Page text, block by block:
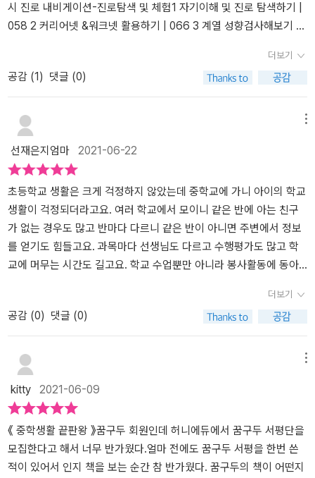
시 진로 내비게이션-진로탐색 및 체험1 자기이해 및 진로 탐색하기 |
058 2 커리어넷 &워크넷 활용하기 | 066 3 계열 성향검사해보기 활
유망 직업 둘러보기 |113 3교시 학습 코칭 -성적 향상 프로젝트1 유
형별 학습 코칭 활동지 포함 | 118 2 플래너 활용하기 활동지 포함 | 1
32 3 성적표 제대로 읽기 | 142 4 메타인지 활용 공부법 | 150 5 과
목별 학습법 | 158 -5국어 / 한문 -영어 -수학 -사회 / 역사 -과학 6
교과 사특 기록하기 | 218 3교시 쉬는 시간 쉬는 시간 알아두면 쓸모
있는 학습 정보 223 4교시 스펙업 프로젝트 -학생부 관리하기1 스마
트한 포트폴리오 | 232 2 독서 활동 | 240 3 독서로 하는 과제 탐구
활동지 포함 | 248 4 교과연계 과제 탐구 | 256 4교시 쉬는 시간 OE
CD 학습 나침반 | 265 5교시 대학입시는 고등학교 선택부터1 고등
학교 유형 살펴보기 | 268 2 고등학교 선택하기 활동지 포함 | 290
3 원서 작성 후 알차게 보내기 | 296 5교시 쉬는 시간 아는 선배 인터
뷰 | 300 6교시 입시 실전 준비하기1백 점 만점 자소서 | 308 2 면접
5 고등학교 학교생활기록부 | 328 6 진로에 따른 과목 선택하기 | 3
30 7 목표대학, 학과 탐색 | 334 6교시 쉬는 시간 중학생이 알아야
할 대입 정책 336 현재 중학생이 된 딸이 입학을 하고 몇 달을 적응
하지 못하는 모습도 보였다. 초등 생활과 중등 생활이 달라 힘들어하
였지만 지금은 잘 적응하고 있다. 사실 난 딸에게 중학 생활 끝판왕 책
을 읽게 해주고 싶어서 서평을 신청했다. 있어야 할 내용들이 전부 담
겨 있어서 중학생들에게 그리고 학부모에게 유익할 것이다. 중학 생
활 끝판왕은 중학교 생활에 대한 다양한 정보와 구체적인 사례, 현실
적인 조언을 통해 슬기로운 학교생활을 안내한다. 중학생이 되면 학
생의 소질과 적성을 키울 수 있는 다양한 체험 활동을 중심으로 교육
더보기
공감 (1 ) 댓글 (0)
선재은지엄마 2021-06-22
초등학교 생활은 크게 걱정하지 않았는데 중학교에 가니 아이의 학교
생활이 걱정되더라고요. 여러 학교에서 모이니 같은 반에 아는 친구
가 없는 경우도 많고 반마다 다르니 같은 반이 아니면 주변에서 정보
를 얻기도 힘들고요. 과목마다 선생님도 다르고 수행평가도 많고 학
교에 머무는 시간도 길고요. 학교 수업뿐만 아니라 봉사활동에 동아
만렙 매뉴얼이라는 '중학생활 끝판왕'이에요. 초등 고학년 때 읽었다
면 더 좋았겠지만 지금이라도 읽고 참고할 수 있어서 너무 좋네요.​밴
드를 통해서 이미 알고 있는 정동완 선생님과 안혜숙 선생님도 저자
로 참여하셔서 반갑네요. 밴드와 팟캐스트 통해서 다양한 정보를 얻
을 수 있었거든요. 이 두 분 외에도 여러 명의 선생님들께서 참여해 주
셨네요.​초등 고학년부터 중학생까지 학부모와 학생들이 꼭 알아야 할
사항들이 잘 정리되어 있는 책이에요. 중학교 1학년 자유학년제부터
중학생활의 전반적인 사항, 진로 탐색, 학습 코칭, 학생부 관리하기까
지 정말 알찬 내용들이 가득하네요.​중학교는 초등학교와 달리 과목수
도 더 많고 수업시간도 더 길고 동아리 활동, 봉사 활동, 진로 활동 등
더보기
공감 (0) 댓글 (0)
kitty 2021-06-09
《 중학생활 끝판왕 》​꿈구두 회원인데 허니에듀에서 꿈구두 서평단을
모집한다고 해서 너무 반가웠다.얼마 전에도 꿈구두 서평을 한번 쓴
적이 있어서 인지 책을 보는 순간 참 반가웠다. 꿈구두의 책이 어떤지